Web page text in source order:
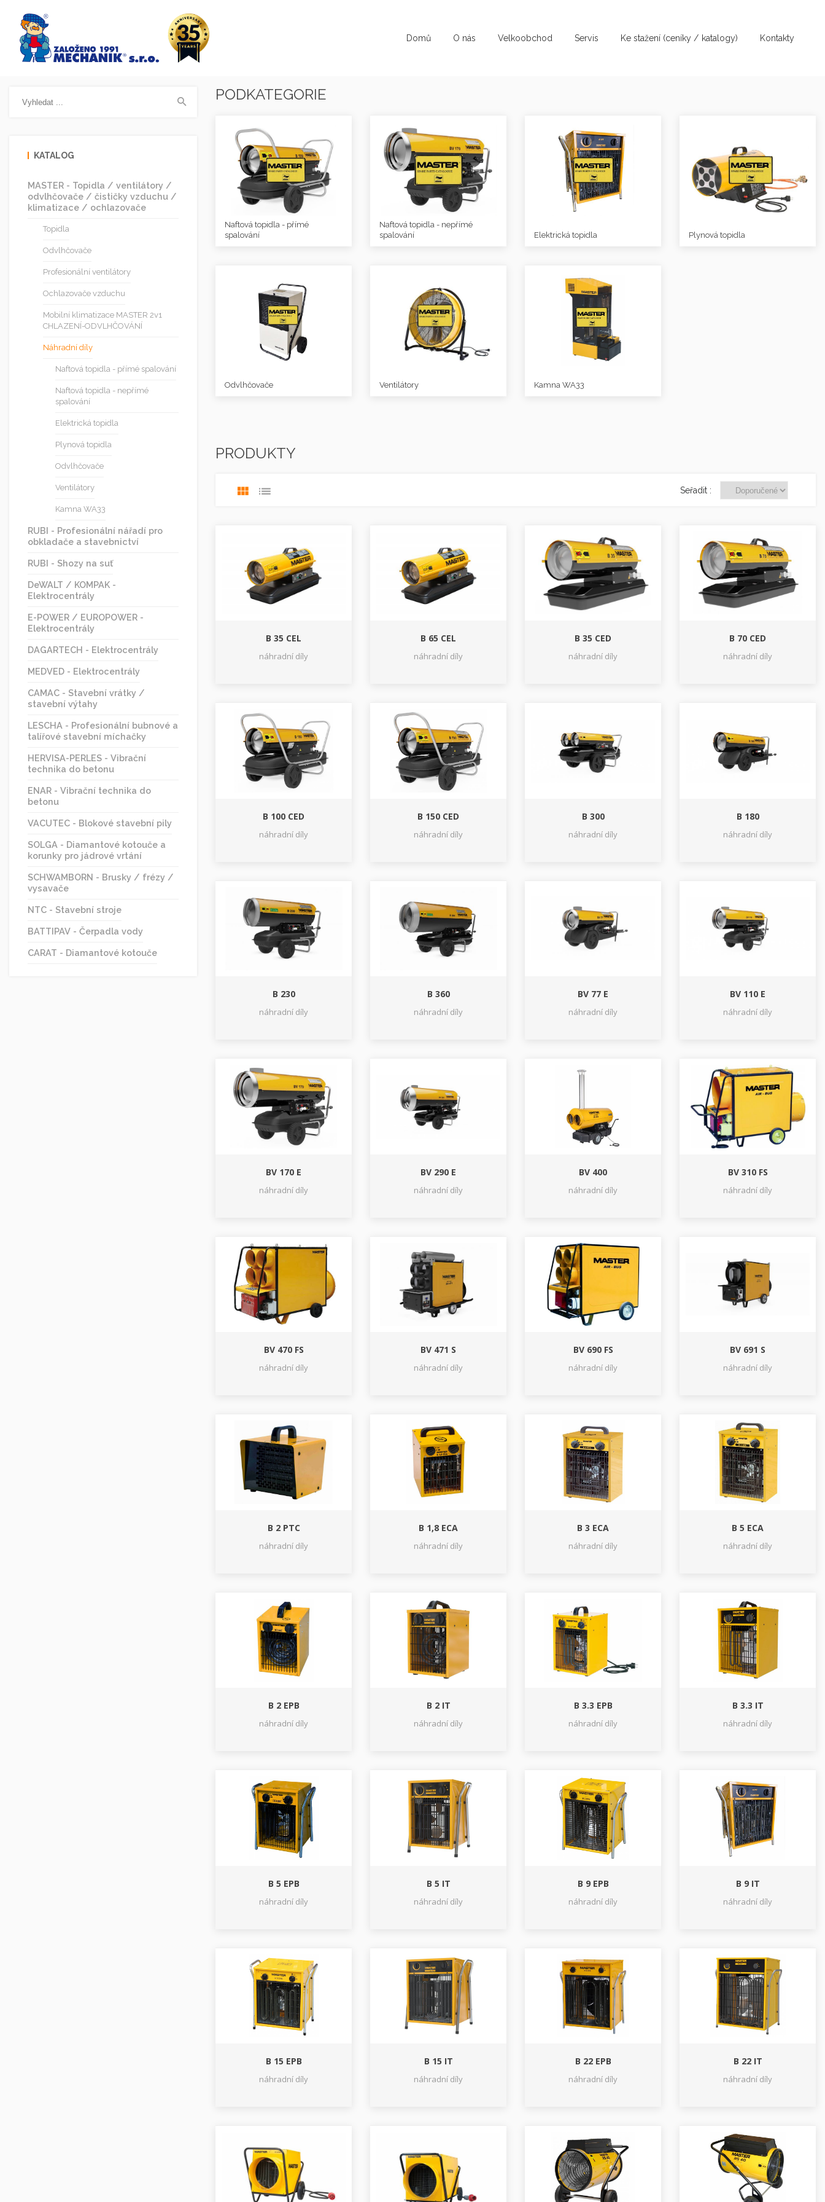
Domů O nás Velkoobchod Servis Ke stažení (ceníky / katalogy) Kontakty
KATALOG
MASTER - Topidla / ventilátory /
odvlhčovače / čističky vzduchu /
klimatizace / ochlazovače
Topidla
Odvlhčovače
Profesionální ventilátory
Ochlazovače vzduchu
Mobilní klimatizace MASTER 2v1
CHLAZENÍ-ODVLHČOVÁNÍ
Náhradní díly
Naftová topidla - přímé spalování
Naftová topidla - nepřímé
spalování
Elektrická topidla
Plynová topidla
Odvlhčovače
Ventilátory
Kamna WA33
RUBI - Profesionální nářadí pro
obkladače a stavebnictví
RUBI - Shozy na suť
DeWALT / KOMPAK -
Elektrocentrály
E-POWER / EUROPOWER -
Elektrocentrály
DAGARTECH - Elektrocentrály
MEDVED - Elektrocentrály
CAMAC - Stavební vrátky /
stavební výtahy
LESCHA - Profesionální bubnové a
talířové stavební míchačky
HERVISA-PERLES - Vibrační
technika do betonu
ENAR - Vibrační technika do
betonu
VACUTEC - Blokové stavební pily
SOLGA - Diamantové kotouče a
korunky pro jádrové vrtání
SCHWAMBORN - Brusky / frézy /
vysavače
NTC - Stavební stroje
BATTIPAV - Čerpadla vody
CARAT - Diamantové kotouče
PODKATEGORIE
Naftová topidla - přímé
spalování
Naftová topidla - nepřímé
spalování
Elektrická topidla Plynová topidla
Odvlhčovače Ventilátory Kamna WA33
PRODUKTY
Seřadit :
B 35 CEL
náhradní díly
B 65 CEL
náhradní díly
B 35 CED
náhradní díly
B 70 CED
náhradní díly
B 100 CED
náhradní díly
B 150 CED
náhradní díly
B 300
náhradní díly
B 180
náhradní díly
B 230
náhradní díly
B 360
náhradní díly
BV 77 E
náhradní díly
BV 110 E
náhradní díly
BV 170 E
náhradní díly
BV 290 E
náhradní díly
BV 400
náhradní díly
BV 310 FS
náhradní díly
BV 470 FS
náhradní díly
BV 471 S
náhradní díly
BV 690 FS
náhradní díly
BV 691 S
náhradní díly
B 2 PTC
náhradní díly
B 1,8 ECA
náhradní díly
B 3 ECA
náhradní díly
B 5 ECA
náhradní díly
B 2 EPB
náhradní díly
B 2 IT
náhradní díly
B 3.3 EPB
náhradní díly
B 3.3 IT
náhradní díly
B 5 EPB
náhradní díly
B 5 IT
náhradní díly
B 9 EPB
náhradní díly
B 9 IT
náhradní díly
B 15 EPB
náhradní díly
B 15 IT
náhradní díly
B 22 EPB
náhradní díly
B 22 IT
náhradní díly